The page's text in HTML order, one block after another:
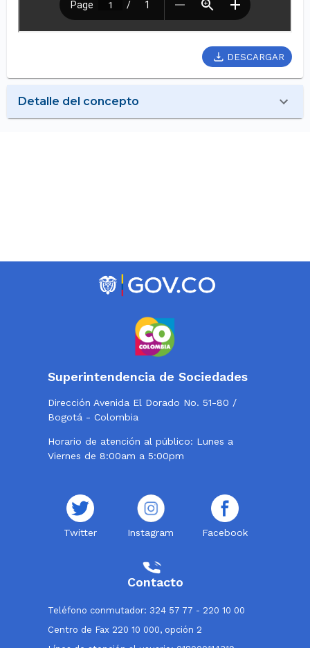
DESCARGAR
Detalle del concepto
Superintendencia de Sociedades
Dirección Avenida El Dorado No. 51-80 /
Bogotá - Colombia
Horario de atención al público: Lunes a
Viernes de 8:00am a 5:00pm
Twitter Instagram Facebook
Contacto
Teléfono conmutador: 324 57 77 - 220 10 00
Centro de Fax 220 10 000, opción 2